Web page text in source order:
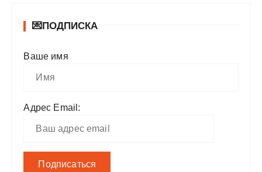
💌ПОДПИСКА
Ваше имя
Адрес Email: